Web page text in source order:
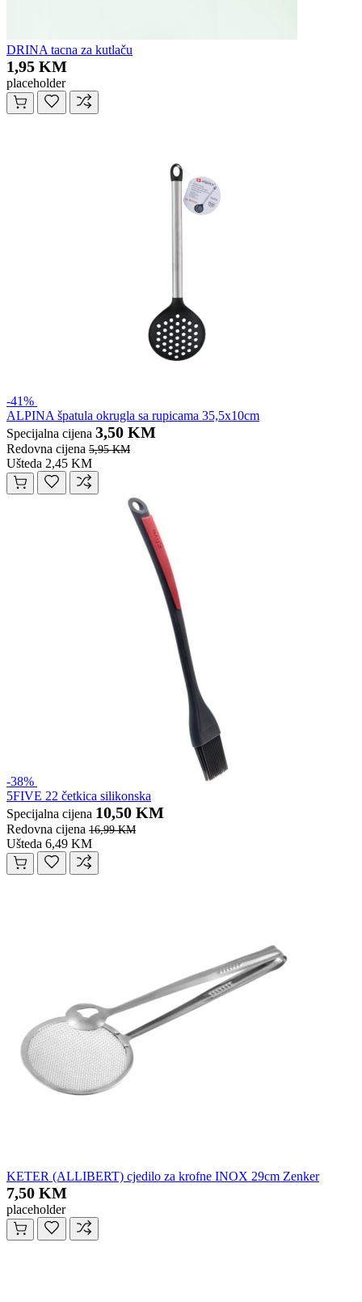
DRINA tacna za kutlaču
1,95 KM
placeholder
-41%
ALPINA špatula okrugla sa rupicama 35,5x10cm
Specijalna cijena 3,50 KM
Redovna cijena 5,95 KM
Ušteda 2,45 KM
-38%
5FIVE 22 četkica silikonska
Specijalna cijena 10,50 KM
Redovna cijena 16,99 KM
Ušteda 6,49 KM
KETER (ALLIBERT) cjedilo za krofne INOX 29cm Zenker
7,50 KM
placeholder